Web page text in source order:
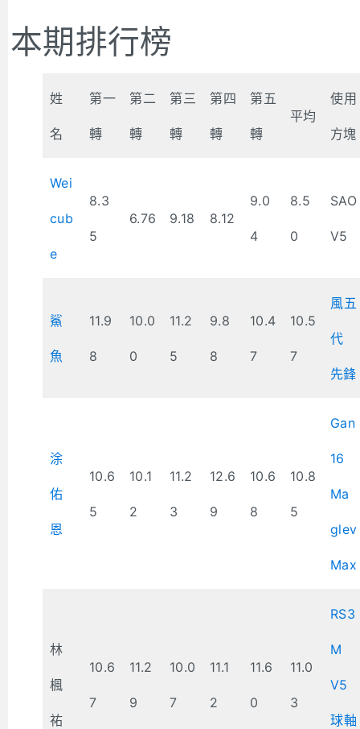
本期排行榜
姓
名
第一
轉
第二
轉
第三
轉
第四
轉
第五
轉
平均
使用
方塊
Wei
cub
e
8.3
5
6.76 9.18 8.12
9.0
4
8.5
0
SAO
V5
鯊
魚
11.9
8
10.0
0
11.2
5
9.8
8
10.4
7
10.5
7
風五
代
先鋒
涂
佑
恩
10.6
5
10.1
2
11.2
3
12.6
9
10.6
8
10.8
5
Gan
16
Ma
glev
Max
林
楓
祐
10.6
7
11.2
9
10.0
7
11.1
2
11.6
0
11.0
3
RS3
M
V5
球軸